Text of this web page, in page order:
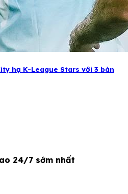
hạ K-League Stars với 3 bàn
24/7 sớm nhất